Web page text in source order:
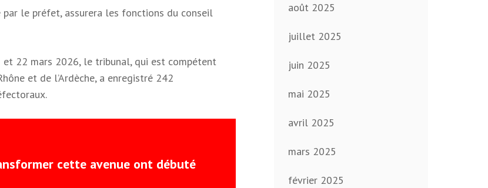
le préfet, assurera les fonctions du conseil
22 mars 2026, le tribunal, qui est compétent
et de l’Ardèche, a enregistré 242
cette avenue ont débuté
août 2025
juillet 2025
juin 2025
mai 2025
avril 2025
mars 2025
février 2025